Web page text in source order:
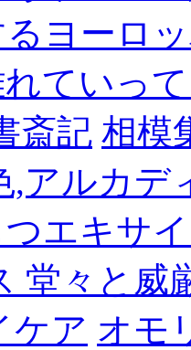
ヨーロ
ていっ
斎記 相模
,アルカ
エキサ
堂々と威
ケア オモ